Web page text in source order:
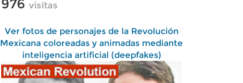
976 visitas
Ver fotos de personajes de la Revolución
Mexicana coloreadas y animadas mediante
inteligencia artificial (deepfakes)